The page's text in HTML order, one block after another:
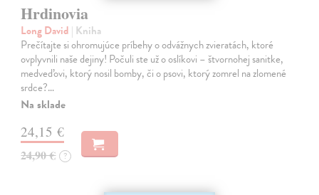
Hrdinovia
Long David | Kniha
Prečítajte si ohromujúce príbehy o odvážnych zvieratách, ktoré
ovplyvnili naše dejiny! Počuli ste už o oslíkovi – štvornohej sanitke,
medveďovi, ktorý nosil bomby, či o psovi, ktorý zomrel na zlomené
srdce?…
Na sklade
24,15 €
24,90 € ?